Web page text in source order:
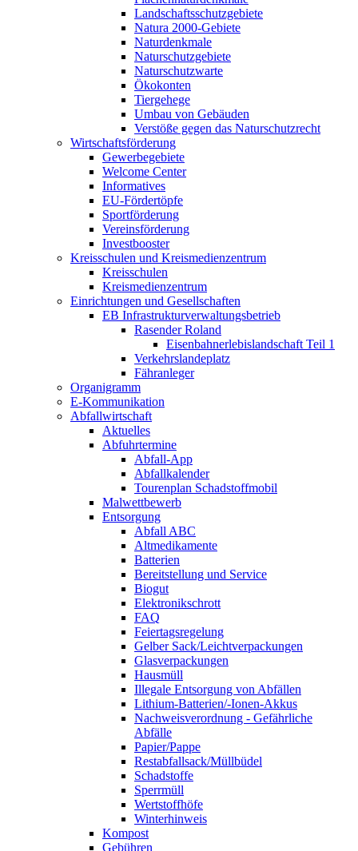
Landschaftsschutzgebiete
Natura 2000-Gebiete
Naturdenkmale
Naturschutzgebiete
Naturschutzwarte
Ökokonten
Tiergehege
Umbau von Gebäuden
Verstöße gegen das Naturschutzrecht
Wirtschaftsförderung
Gewerbegebiete
Welcome Center
Informatives
EU-Fördertöpfe
Sportförderung
Vereinsförderung
Investbooster
Kreisschulen und Kreismedienzentrum
Kreisschulen
Kreismedienzentrum
Einrichtungen und Gesellschaften
EB Infrastruktur­verwaltungsbetrieb
Rasender Roland
Eisenbahnerlebis­landschaft Teil 1
Verkehrslandeplatz
Fähranleger
Organigramm
E-Kommunikation
Abfallwirtschaft
Aktuelles
Abfuhrtermine
Abfall-App
Abfallkalender
Tourenplan Schadstoffmobil
Malwettbewerb
Entsorgung
Abfall ABC
Altmedikamente
Batterien
Bereitstellung und Service
Biogut
Elektronikschrott
FAQ
Feiertagsregelung
Gelber Sack/Leichtverpackungen
Glasverpackungen
Hausmüll
Illegale Entsorgung von Abfällen
Lithium-Batterien/-Ionen-Akkus
Nachweisverordnung - Gefährliche
Abfälle
Papier/Pappe
Restabfallsack/Müllbüdel
Schadstoffe
Sperrmüll
Wertstoffhöfe
Winterhinweis
Kompost
Gebühren